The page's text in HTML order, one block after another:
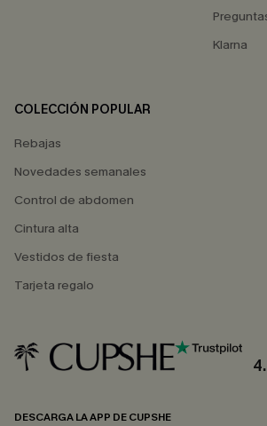
Klarna
COLECCIÓN POPULAR
Rebajas
Novedades semanales
Control de abdomen
Cintura alta
Vestidos de fiesta
Tarjeta regalo
DESCARGA LA APP DE CUPSHE